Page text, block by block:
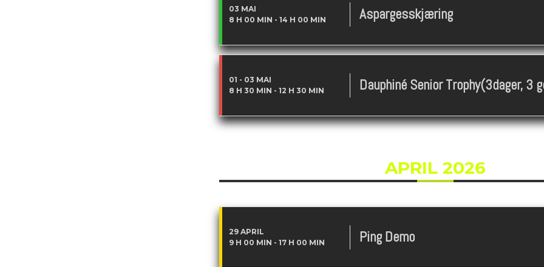
03 MAI
8 H 00 MIN - 14 H 00 MIN Aspargesskjæring
01 - 03 MAI
8 H 30 MIN - 12 H 30 MIN Dauphiné Senior Trophy(3dager, 3
APRIL 2026
29 APRIL
9 H 00 MIN - 17 H 00 MIN Ping Demo